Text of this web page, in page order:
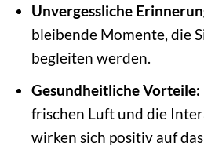
Unvergessliche
bleibende Momente, die
begleiten werden.
Gesundheitliche Vorteile:
frischen Luft und die
wirken sich positiv auf